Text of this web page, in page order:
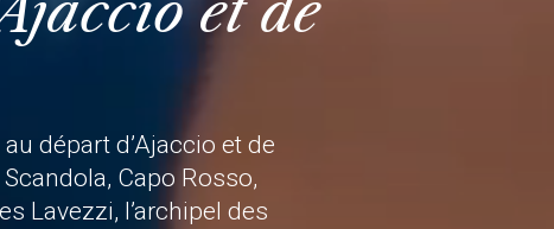
départ d’Ajaccio et de
Capo Rosso,
Lavezzi, l’archipel des